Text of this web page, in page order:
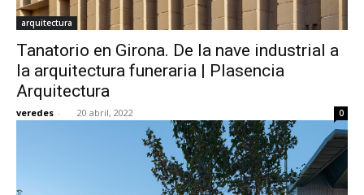
arquitectura
Tanatorio en Girona. De la nave industrial a
la arquitectura funeraria | Plasencia
Arquitectura
veredes - 20 abril, 2022 0